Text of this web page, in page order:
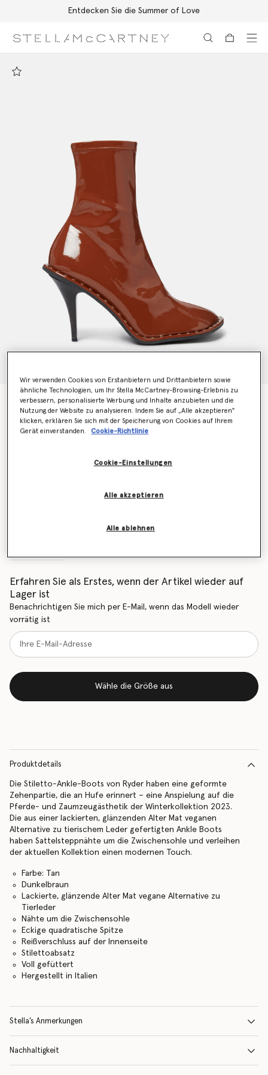
Entdecken Sie die Summer of Love
Ryder Lackierte Stiletto-Stiefel
Preis reduziert von
€895.00bis€537.00
Erfahren Sie als Erstes, wenn der Artikel wieder auf
Lager ist
Benachrichtigen Sie mich per E-Mail, wenn das Modell wieder
vorrätig ist
Wähle die Größe aus
Produktdetails
Die Stiletto-Ankle-Boots von Ryder haben eine geformte
Zehenpartie, die an Hufe erinnert – eine Anspielung auf die
Pferde- und Zaumzeugästhetik der Winterkollektion 2023.
Die aus einer lackierten, glänzenden Alter Mat veganen
Alternative zu tierischem Leder gefertigten Ankle Boots
haben Sattelsteppnähte um die Zwischensohle und verleihen
der aktuellen Kollektion einen modernen Touch.
Farbe: Tan
Dunkelbraun
Lackierte, glänzende Alter Mat vegane Alternative zu
Tierleder
Nähte um die Zwischensohle
Eckige quadratische Spitze
Reißverschluss auf der Innenseite
Stilettoabsatz
Voll gefüttert
Hergestellt in Italien
Stella’s Anmerkungen
Nachhaltigkeit
Wir verwenden Cookies von Erstanbietern und Drittanbietern sowie
ähnliche Technologien, um Ihr Stella McCartney-Browsing-Erlebnis zu
verbessern, personalisierte Werbung und Inhalte anzubieten und die
Nutzung der Website zu analysieren. Indem Sie auf „Alle akzeptieren"
klicken, erklären Sie sich mit der Speicherung von Cookies auf Ihrem
Gerät einverstanden.
Cookie-Richtlinie
Cookie-Einstellungen
Alle ablehnen
Alle akzeptieren